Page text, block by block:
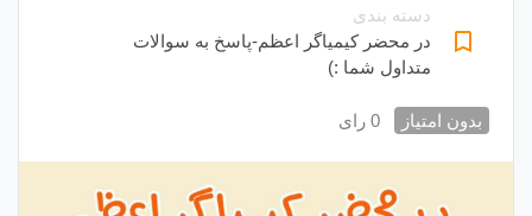
bookmark_border
دسته بندی
در محضر کیمیاگر اعظم-پاسخ به سوالات
متداول شما :)
بدون امتیاز 0 رای